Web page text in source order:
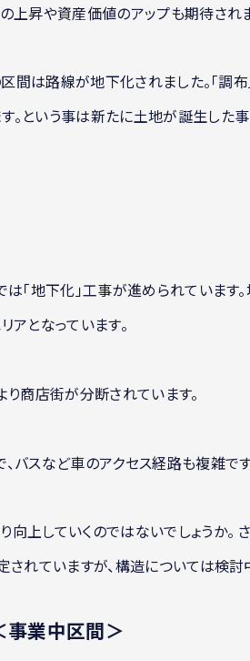
上昇や資産価値のアップも期待され
間は路線が地下化されました。「調
という事は新たに土地が誕生した事
は「地下化」工事が進められています
となっています。
り商店街が分断されています。
バスなど車のアクセス経路も複雑です
していくのではないでしょうか。 さ
されていますが、構造については検討
事業中区間＞